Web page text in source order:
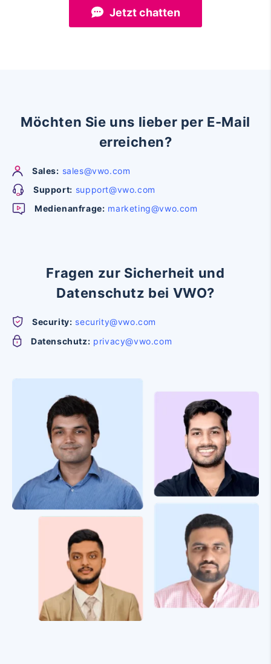
Jetzt chatten
Möchten Sie uns lieber per E-Mail
erreichen?
Sales: sales@vwo.com
Support: support@vwo.com
Medienanfrage: marketing@vwo.com
Fragen zur Sicherheit und
Datenschutz bei VWO?
Security: security@vwo.com
Datenschutz: privacy@vwo.com